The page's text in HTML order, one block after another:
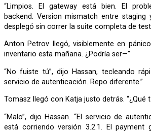
“Limpios. El gateway está bien. El problema es nuestra API
backend. Version mismatch entre staging
desplegó sin correr la suite completa de
Anton Petrov llegó, visiblemente en pánico. “Desplegué el fix de
inventario esta mañana. ¿Podría ser—”
“No fuiste tú”, dijo Hassan, tecleando rápidamente. “Esto es el
servicio de autenticación. Repo diferente.”
Tomasz llegó con Katja justo detrás. “¿Qué
“Malo”, dijo Hassan. “El servicio de autenticación en producción
está corriendo versión 3.2.1. El payment